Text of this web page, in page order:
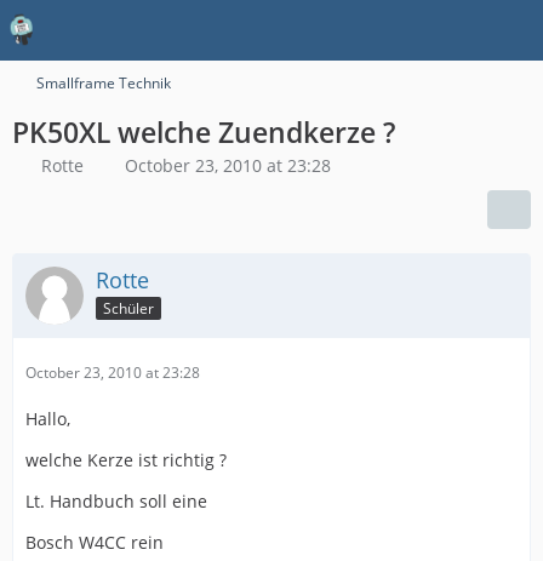
Smallframe Technik
PK50XL welche Zuendkerze ?
Rotte October 23, 2010 at 23:28
Rotte
Schüler
October 23, 2010 at 23:28
Hallo,
welche Kerze ist richtig ?
Lt. Handbuch soll eine
Bosch W4CC rein